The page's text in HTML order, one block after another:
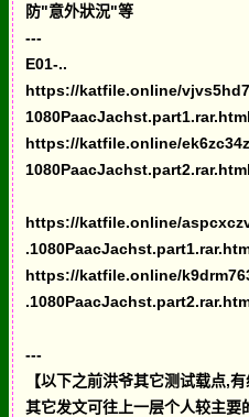
防"意外狀況"等
---
E01-..
https://katfile.online/
1080PaacJachst.part1.rar.html
https://katfile.online/
1080PaacJachst.part2.rar.html
https://katfile.online/
https://katfile.online/
---
【以下之前洪爷其它测试载点,
其它发文可往上一层个人较主要